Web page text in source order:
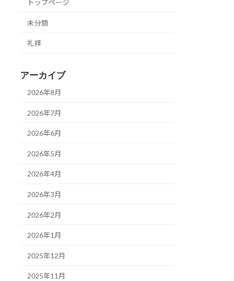
トップページ
未分類
礼拝
アーカイブ
2026年8月
2026年7月
2026年6月
2026年5月
2026年4月
2026年3月
2026年2月
2026年1月
2025年12月
2025年11月